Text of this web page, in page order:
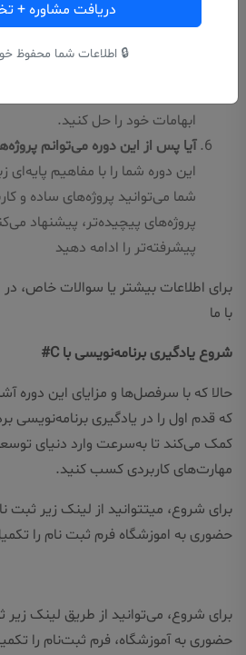
آیا می‌توانم پس از شروع دوره،
ابهامات خود را حل کنید.
آیا پس از این دوره می‌توانم
شما می‌توانید پروژه‌های ساده و
پروژه‌های پیچیده‌تر، پیشنهاد
پیشرفته‌تر را ادامه دهید
برای اطلاعات بیشتر یا سوالات خاص، در
با ما
شروع یادگیری برنامه‌نویسی با C#
حالا که با سرفصل‌ها و مزایای این دوره
که قدم اول را در یادگیری برنامه‌نویسی
کمک می‌کند تا به‌سرعت وارد دنیای
مهارت‌های کاربردی کسب کنید.
برای شروع، میتتوانید از لینک زیر ثبت
حضوری به اموزشگاه فرم ثبت نام را
برای شروع، می‌توانید از طریق لینک زیر
حضوری به آموزشگاه، فرم ثبت‌نام را
دریافت مشاوره +
🔒 اطلاعات شما محفوظ